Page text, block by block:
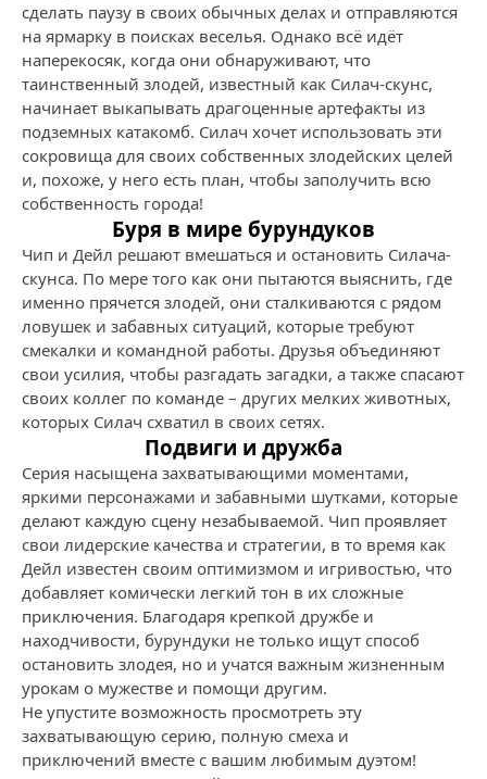
сделать паузу в своих обычных делах и отправляются
на ярмарку в поисках веселья. Однако всё идёт
наперекосяк, когда они обнаруживают, что
таинственный злодей, известный как Силач-скунс,
начинает выкапывать драгоценные артефакты из
подземных катакомб. Силач хочет использовать эти
сокровища для своих собственных злодейских целей
и, похоже, у него есть план, чтобы заполучить всю
собственность города!
Буря в мире бурундуков
Чип и Дейл решают вмешаться и остановить Силача-
скунса. По мере того как они пытаются выяснить, где
именно прячется злодей, они сталкиваются с рядом
ловушек и забавных ситуаций, которые требуют
смекалки и командной работы. Друзья объединяют
свои усилия, чтобы разгадать загадки, а также спасают
своих коллег по команде – других мелких животных,
которых Силач схватил в своих сетях.
Подвиги и дружба
Серия насыщена захватывающими моментами,
яркими персонажами и забавными шутками, которые
делают каждую сцену незабываемой. Чип проявляет
свои лидерские качества и стратегии, в то время как
Дейл известен своим оптимизмом и игривостью, что
добавляет комически легкий тон в их сложные
приключения. Благодаря крепкой дружбе и
находчивости, бурундуки не только ищут способ
остановить злодея, но и учатся важным жизненным
урокам о мужестве и помощи другим.
Не упустите возможность просмотреть эту
захватывающую серию, полную смеха и
приключений вместе с вашим любимым дуэтом!